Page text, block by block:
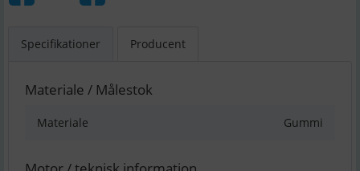
Specifikationer Producent
Materiale / Målestok
Materiale Gummi